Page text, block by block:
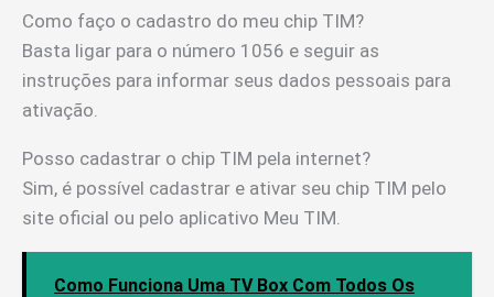
Como faço o cadastro do meu chip TIM?
Basta ligar para o número 1056 e seguir as
instruções para informar seus dados pessoais para
ativação.
Posso cadastrar o chip TIM pela internet?
Sim, é possível cadastrar e ativar seu chip TIM pelo
site oficial ou pelo aplicativo Meu TIM.
Como Funciona Uma TV Box Com Todos Os